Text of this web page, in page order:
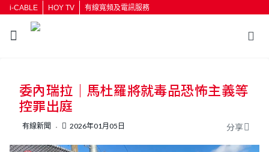
i-CABLE HOY TV 有線寬頻及電訊服務
按輸入鍵開始搜尋
委內瑞拉｜馬杜羅將就毒品恐怖主義等
控罪出庭
有線新聞 2026年01月05日 分享